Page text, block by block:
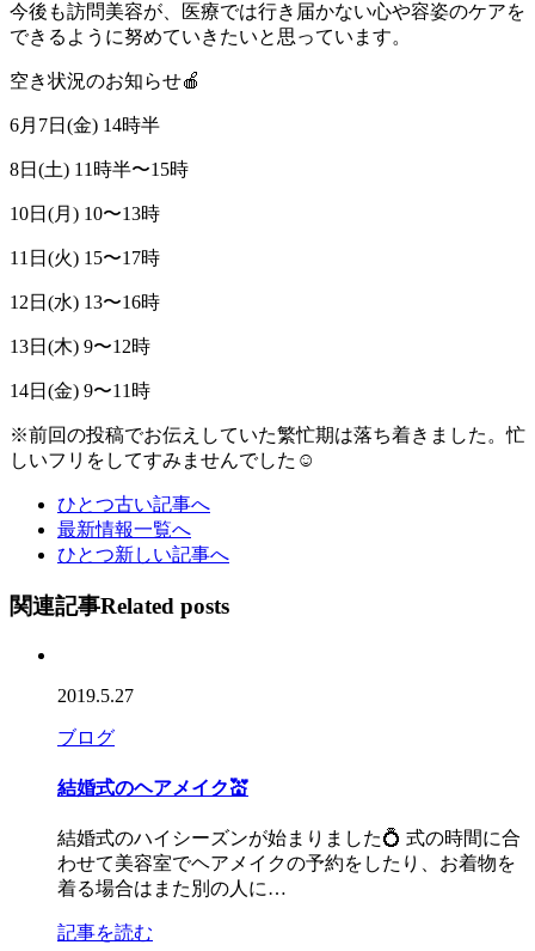
今後も訪問美容が、医療では行き届かない心や容姿のケアを
できるように努めていきたいと思っています。
空き状況のお知らせ🍎
6月7日(金) 14時半
8日(土) 11時半〜15時
10日(月) 10〜13時
11日(火) 15〜17時
12日(水) 13〜16時
13日(木) 9〜12時
14日(金) 9〜11時
※前回の投稿でお伝えしていた繁忙期は落ち着きました。忙
しいフリをしてすみませんでした☺️
ひとつ古い記事へ
最新情報一覧へ
ひとつ新しい記事へ
関連記事Related posts
2019.5.27
ブログ
結婚式のヘアメイク💒
結婚式のハイシーズンが始まりました💍 式の時間に合
わせて美容室でヘアメイクの予約をしたり、お着物を
着る場合はまた別の人に…
記事を読む